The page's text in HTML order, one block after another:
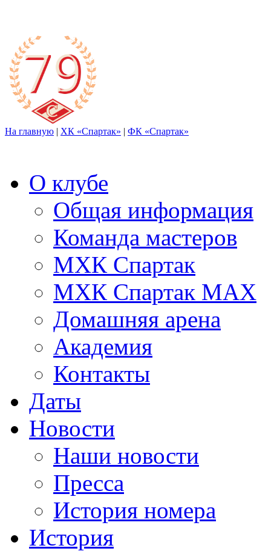
На главную | ХК «Спартак» | ФК «Спартак»
О клубе
Общая информация
Команда мастеров
МХК Спартак
МХК Спартак МАХ
Домашняя арена
Академия
Контакты
Даты
Новости
Наши новости
Пресса
История номера
История